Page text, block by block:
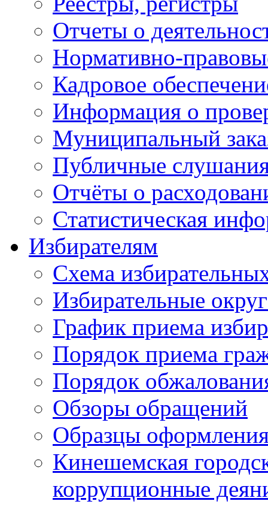
Отчеты о
Нормативно-
Кадровое
Информация о
Муниципальный
Публичные
Отчёты о
Статистическая
Избирателям
Схема
Избирательные
График приема
Порядок приема
Порядок
Обзоры обращений
Образцы
Кинешемская
коррупционные